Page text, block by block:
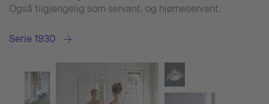
Også tilgjengelig som servant, og hjørneservant.
Serie 1930